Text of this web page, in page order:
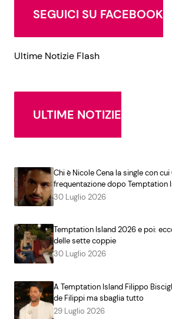
SEGUICI SU FACEBOOK
Ultime Notizie Flash
ULTIME NOTIZIE
Chi è Nicole Cena la single con
frequentazione dopo Temptation
30 Luglio 2026
Temptation Island 2026 e poi:
delle sette coppie
30 Luglio 2026
A Temptation Island Filippo
de Filippi ma sbaglia tutto
29 Luglio 2026